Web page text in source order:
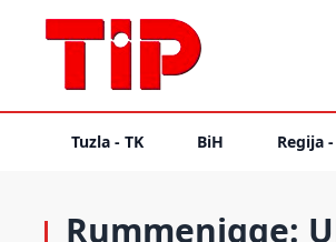
Tuzla - TK BiH Regija
Rummenigge: